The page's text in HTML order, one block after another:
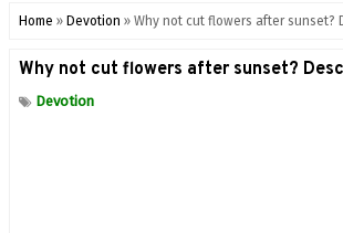
Home » Devotion » Why not cut flowers after sunset?
Why not cut flowers after sunset?
Devotion